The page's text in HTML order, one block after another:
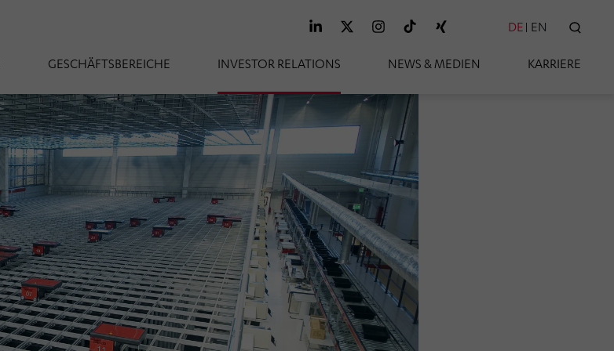
GESCHÄFTSBEREICHE INVESTOR RELATIONS NEWS & MEDIEN KARRIERE
DE EN